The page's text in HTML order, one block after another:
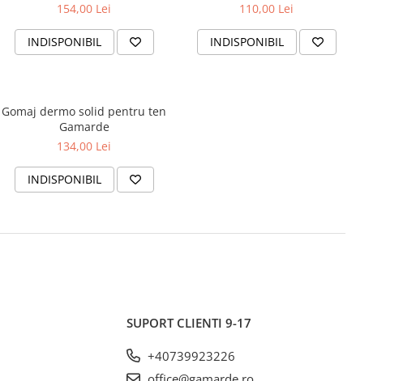
154,00 Lei
INDISPONIBIL
110,00 Lei
INDISPONIBIL
Gomaj dermo solid pentru ten
Gamarde
134,00 Lei
INDISPONIBIL
SUPORT CLIENTI 9-17
+40739923226